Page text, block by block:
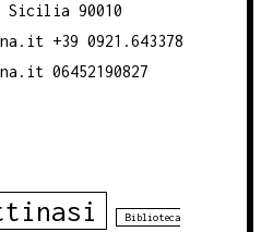
Sicilia 90010
+39 0921.643378
06452190827
Biblioteca